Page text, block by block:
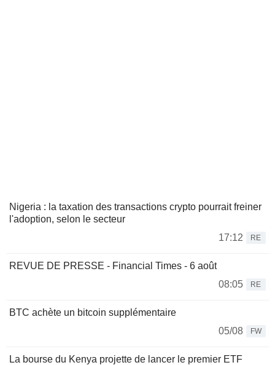
Nigeria : la taxation des transactions crypto pourrait freiner
l'adoption, selon le secteur
17:12
RE
REVUE DE PRESSE - Financial Times - 6 août
08:05
RE
BTC achète un bitcoin supplémentaire
05/08
FW
La bourse du Kenya projette de lancer le premier ETF